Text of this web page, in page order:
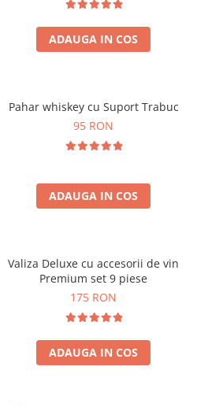
ADAUGA IN COS
Pahar whiskey cu Suport Trabuc
95 RON
ADAUGA IN COS
Valiza Deluxe cu accesorii de vin
Premium set 9 piese
175 RON
ADAUGA IN COS